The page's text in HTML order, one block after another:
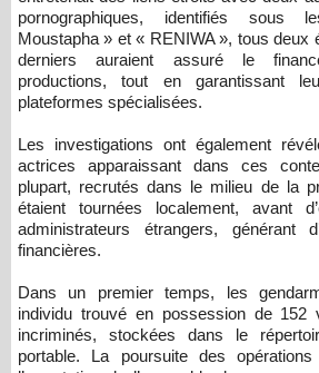
pornographiques, identifiés sous
Moustapha » et « RENIWA », tous deux
derniers auraient assuré le
productions, tout en garantissant
plateformes spécialisées.
Les investigations ont également
actrices apparaissant dans ces
plupart, recrutés dans le milieu de la
étaient tournées localement, avant
administrateurs étrangers, générant
financières.
Dans un premier temps, les
individu trouvé en possession de 152
incriminés, stockées dans le
portable. La poursuite des